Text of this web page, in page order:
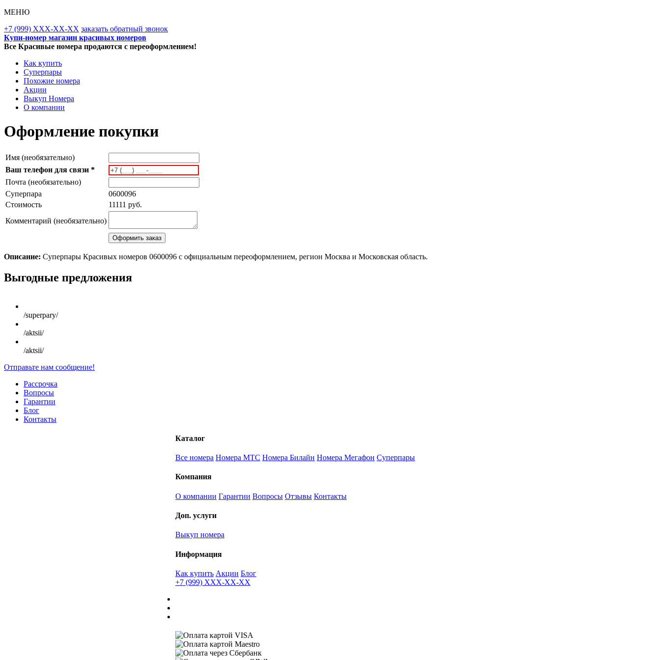
МЕНЮ
+7 (999) XXX-XX-XX заказать обратный звонок
Купи-номер магазин красивых номеров
Все Красивые номера продаются с переоформлением!
Как купить
Суперпары
Похожие номера
Акции
Выкуп Номера
О компании
Оформление покупки
Имя (необязательно)
Ваш телефон для связи *
Почта (необязательно)
Суперпара
0600096
Стоимость
11111 руб.
Комментарий (необязательно)
Описание: Суперпары Красивых номеров 0600096 с официальным переоформлением, регион Москва и Московская область.
Scroll
Up
Выгодные предложения
/superpary/
/aktsii/
/aktsii/
Отправьте нам сообщение!
Рассрочка
Вопросы
Гарантии
Блог
Контакты
Каталог
Все номера Номера МТС Номера Билайн Номера Мегафон Суперпары
Компания
О компании Гарантии Вопросы Отзывы Контакты
Доп. услуги
Выкуп номера
Информация
Как купить Акции Блог
+7 (999) XXX-XX-XX